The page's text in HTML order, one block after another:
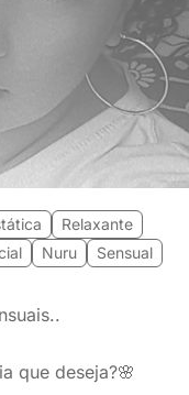
Relaxante
Nuru Sensual
que deseja?🌸